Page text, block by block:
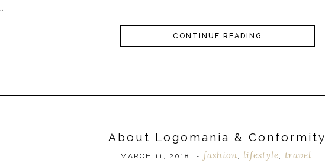
CONTINUE READING
About Logomania & Conformity
MARCH 11, 2018 ~ fashion, lifestyle, travel